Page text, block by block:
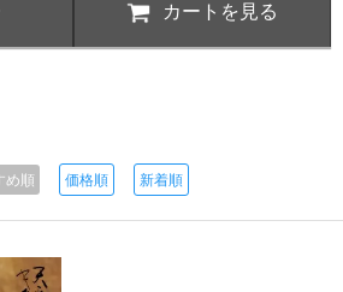
カートを見る
め順 価格順 新着順